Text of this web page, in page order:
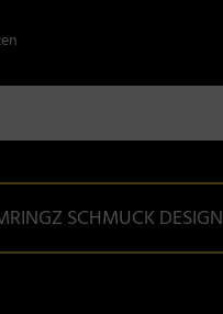
SCHMUCK DESIGN